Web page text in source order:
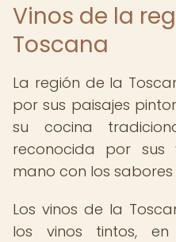
Vinos de la
Toscana
La región de la
por sus paisajes
su cocina
reconocida por
mano con los
Los vinos de la
los vinos tintos,